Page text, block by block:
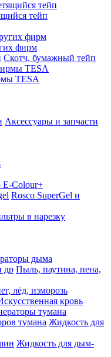
тейп
фирм
Скотч, бумажный тейп
TESA
Аксессуары и запчасти
E-Colour+
Rosco SuperGel и
в нарезку
дыма
Пыль, паутина, пена,
лёд, изморозь
кровь
тумана
Жидкость для
Жидкость для дым-